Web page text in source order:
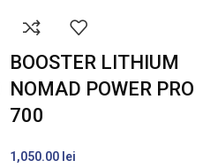
BOOSTER LITHIUM
NOMAD POWER PRO
700
1,050.00 lei